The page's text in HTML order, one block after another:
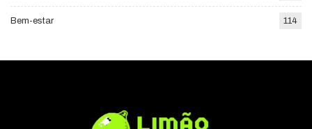
Bem-estar 114